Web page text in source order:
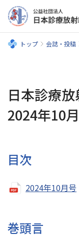
トップ 会誌・投稿
日本診療
2024年10
目次
2024年10月号
巻頭言